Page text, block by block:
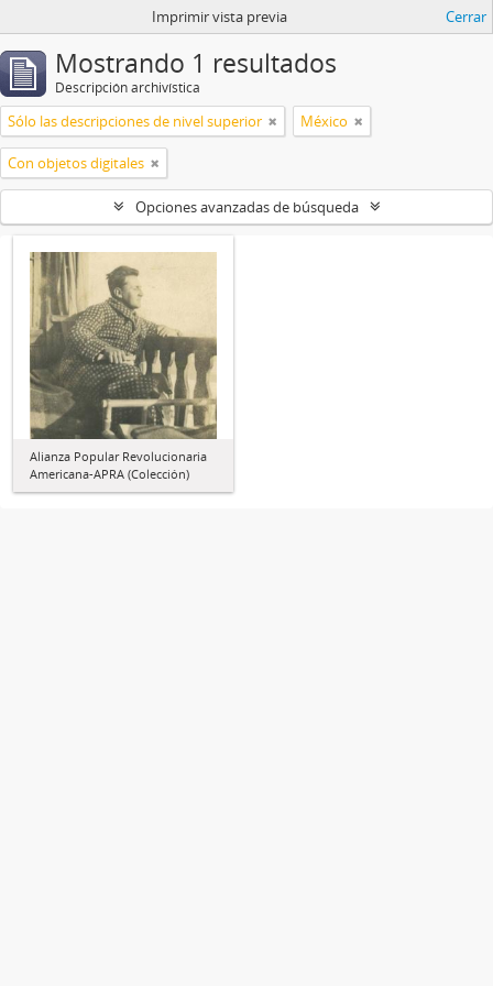
Imprimir vista previa Cerrar
Mostrando 1 resultados
Descripción archivística
Sólo las descripciones de nivel superior México
Con objetos digitales
Opciones avanzadas de búsqueda
Alianza Popular Revolucionaria
Americana-APRA (Colección)